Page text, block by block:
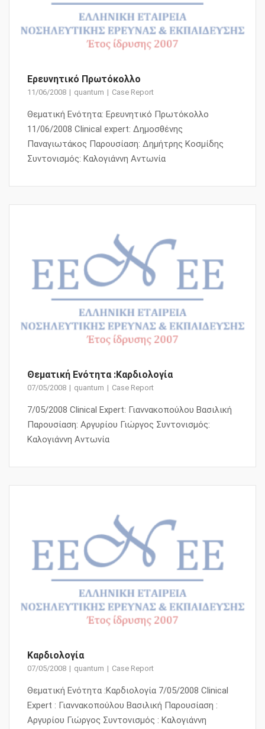
Ερευνητικό Πρωτόκολλο
11/06/2008 quantum Case Report
Θεματική Ενότητα: Ερευνητικό Πρωτόκολλο
11/06/2008 Clinical expert: Δημοσθένης
Παναγιωτάκος Παρουσίαση: Δημήτρης Κοσμίδης
Συντονισμός: Καλογιάννη Αντωνία
Θεματική Ενότητα :Καρδιολογία
07/05/2008 quantum Case Report
7/05/2008 Clinical Expert: Γιαννακοπούλου Βασιλική
Παρουσίαση: Αργυρίου Γιώργος Συντονισμός:
Καλογιάννη Αντωνία
Καρδιολογία
07/05/2008 quantum Case Report
Θεματική Ενότητα :Καρδιολογία 7/05/2008 Clinical
Expert : Γιαννακοπούλου Βασιλική Παρουσίαση :
Αργυρίου Γιώργος Συντονισμός : Καλογιάννη